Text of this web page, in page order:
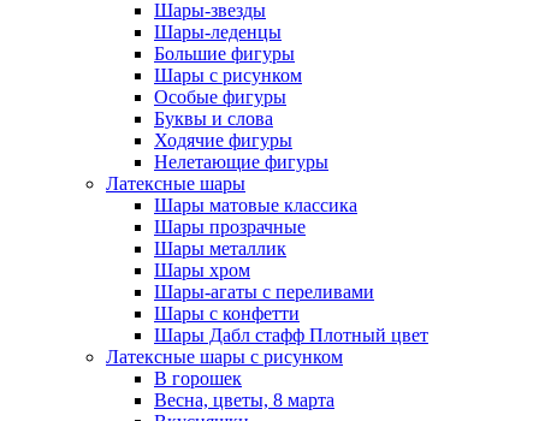
Шары-звезды
Шары-леденцы
Большие фигуры
Шары с рисунком
Особые фигуры
Буквы и слова
Ходячие фигуры
Нелетающие фигуры
Латексные шары
Шары матовые классика
Шары прозрачные
Шары металлик
Шары хром
Шары-агаты с переливами
Шары с конфетти
Шары Дабл стафф Плотный цвет
Латексные шары с рисунком
В горошек
Весна, цветы, 8 марта